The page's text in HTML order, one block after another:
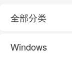
全部分类
Windows